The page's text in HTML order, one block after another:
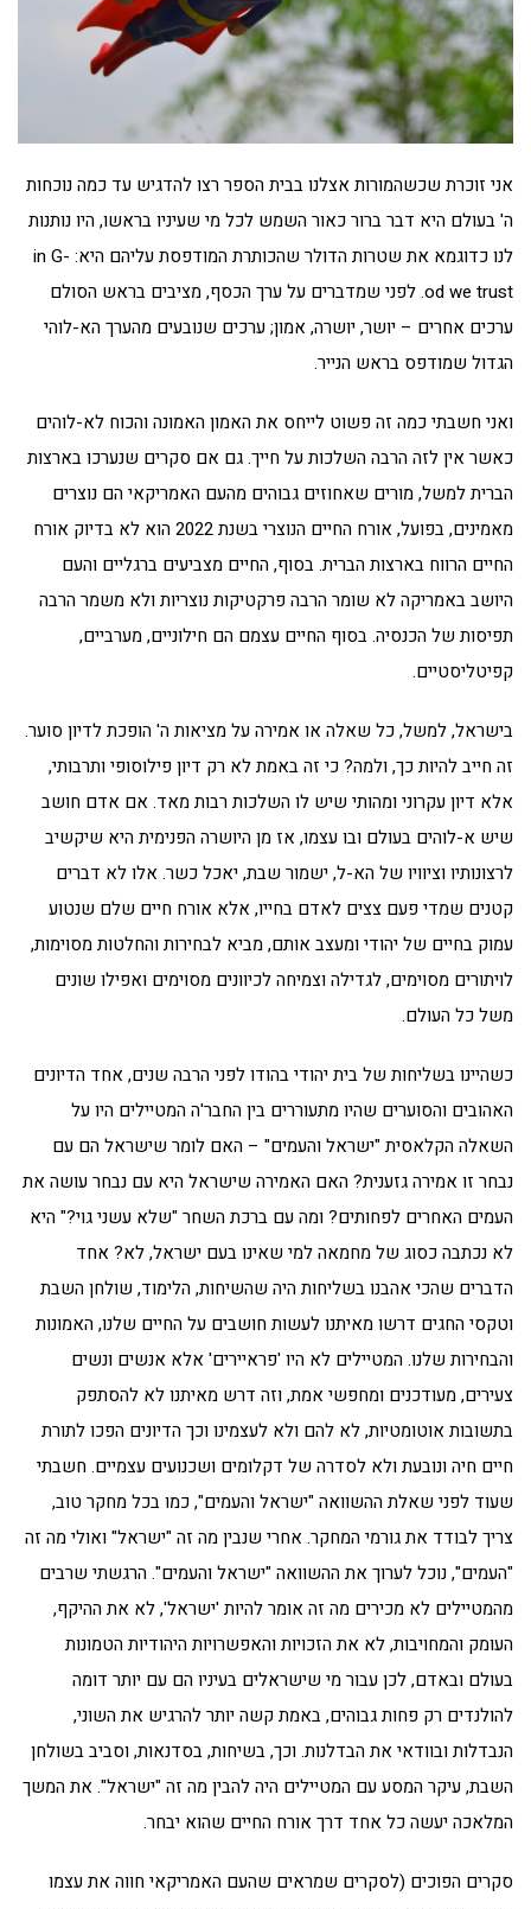
אני זוכרת שכשהמורות אצלנו בבית הספר רצו להדגיש עד כמה נוכחות
ה' בעולם היא דבר ברור כאור השמש לכל מי שעיניו בראשו, היו נותנות
לנו כדוגמא את שטרות הדולר שהכותרת המודפסת עליהם היא: in G-
od we trust. לפני שמדברים על ערך הכסף, מציבים בראש הסולם
ערכים אחרים – יושר, יושרה, אמון; ערכים שנובעים מהערך הא-לוהי
הגדול שמודפס בראש הנייר.
ואני חשבתי כמה זה פשוט לייחס את האמון האמונה והכוח לא-לוהים
כאשר אין לזה הרבה השלכות על חייך. גם אם סקרים שנערכו בארצות
הברית למשל, מורים שאחוזים גבוהים מהעם האמריקאי הם נוצרים
מאמינים, בפועל, אורח החיים הנוצרי בשנת 2022 הוא לא בדיוק אורח
החיים הרווח בארצות הברית. בסוף, החיים מצביעים ברגליים והעם
היושב באמריקה לא שומר הרבה פרקטיקות נוצריות ולא משמר הרבה
תפיסות של הכנסיה. בסוף החיים עצמם הם חילוניים, מערביים,
קפיטליסטיים.
בישראל, למשל, כל שאלה או אמירה על מציאות ה' הופכת לדיון סוער.
זה חייב להיות כך, ולמה? כי זה באמת לא רק דיון פילוסופי ותרבותי,
אלא דיון עקרוני ומהותי שיש לו השלכות רבות מאד. אם אדם חושב
שיש א-לוהים בעולם ובו עצמו, אז מן היושרה הפנימית היא שיקשיב
לרצונותיו וציוויו של הא-ל, ישמור שבת, יאכל כשר. אלו לא דברים
קטנים שמדי פעם צצים לאדם בחייו, אלא אורח חיים שלם שנטוע
עמוק בחיים של יהודי ומעצב אותם, מביא לבחירות והחלטות מסוימות,
לויתורים מסוימים, לגדילה וצמיחה לכיוונים מסוימים ואפילו שונים
משל כל העולם.
כשהיינו בשליחות של בית יהודי בהודו לפני הרבה שנים, אחד הדיונים
האהובים והסוערים שהיו מתעוררים בין החבר'ה המטיילים היו על
השאלה הקלאסית "ישראל והעמים" – האם לומר שישראל הם עם
נבחר זו אמירה גזענית? האם האמירה שישראל היא עם נבחר עושה את
העמים האחרים לפחותים? ומה עם ברכת השחר "שלא עשני גוי?" היא
לא נכתבה כסוג של מחמאה למי שאינו בעם ישראל, לא? אחד
הדברים שהכי אהבנו בשליחות היה שהשיחות, הלימוד, שולחן השבת
וטקסי החגים דרשו מאיתנו לעשות חושבים על החיים שלנו, האמונות
והבחירות שלנו. המטיילים לא היו 'פראיירים' אלא אנשים ונשים
צעירים, מעודכנים ומחפשי אמת, וזה דרש מאיתנו לא להסתפק
בתשובות אוטומטיות, לא להם ולא לעצמינו וכך הדיונים הפכו לתורת
חיים חיה ונובעת ולא לסדרה של דקלומים ושכנועים עצמיים. חשבתי
שעוד לפני שאלת ההשוואה "ישראל והעמים", כמו בכל מחקר טוב,
צריך לבודד את גורמי המחקר. אחרי שנבין מה זה "ישראל" ואולי מה זה
"העמים", נוכל לערוך את ההשוואה "ישראל והעמים". הרגשתי שרבים
מהמטיילים לא מכירים מה זה אומר להיות 'ישראל', לא את ההיקף,
העומק והמחויבות, לא את הזכויות והאפשרויות היהודיות הטמונות
בעולם ובאדם, לכן עבור מי שישראלים בעיניו הם עם יותר דומה
להולנדים רק פחות גבוהים, באמת קשה יותר להרגיש את השוני,
הנבדלות ובוודאי את הבדלנות. וכך, בשיחות, בסדנאות, וסביב בשולחן
השבת, עיקר המסע עם המטיילים היה להבין מה זה "ישראל". את המשך
המלאכה יעשה כל אחד דרך אורח החיים שהוא יבחר.
סקרים הפוכים (לסקרים שמראים שהעם האמריקאי חווה את עצמו